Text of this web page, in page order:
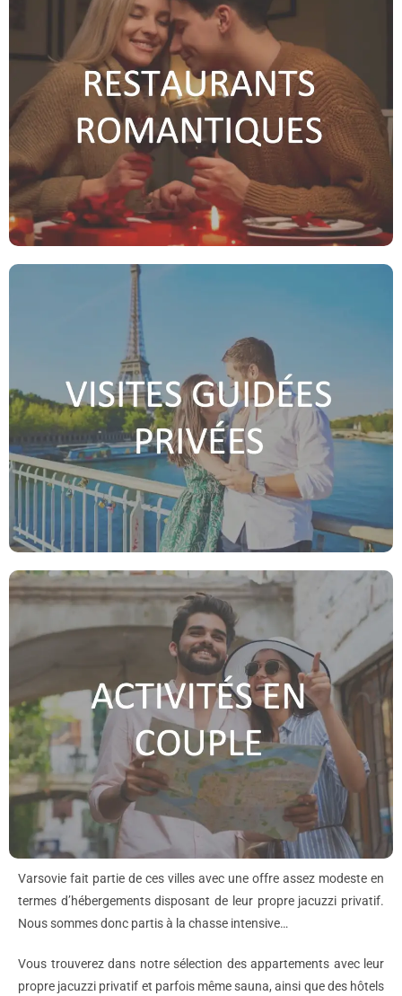
Varsovie fait partie de ces villes avec une offre assez modeste en
termes d’hébergements disposant de leur propre jacuzzi privatif.
Nous sommes donc partis à la chasse intensive…
Vous trouverez dans notre sélection des appartements avec leur
propre jacuzzi privatif et parfois même sauna, ainsi que des hôtels